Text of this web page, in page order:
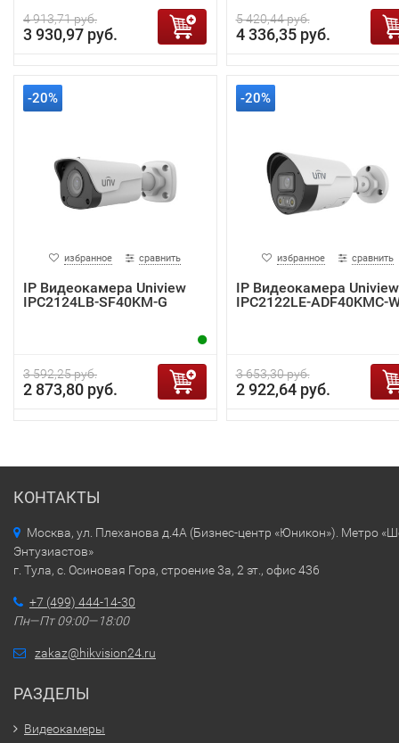
4 913,71 руб.
3 930,97 руб.
5 420,44 руб.
4 336,35 руб.
-20%
избранное сравнить
IP Видеокамера Uniview
IPC2124LB-SF40KM-G
3 592,25 руб.
2 873,80 руб.
-20%
избранное сравнить
IP Видеокамера Uniview
IPC2122LE-ADF40KMC-
3 653,30 руб.
2 922,64 руб.
КОНТАКТЫ
Москва, ул. Плеханова д.4А (Бизнес-центр «Юникон»). Метро
Энтузиастов»
г. Тула, с. Осиновая Гора, строение 3а, 2 эт., офис 436
+7 (499) 444-14-30
Пн—Пт 09:00—18:00
zakaz@hikvision24.ru
РАЗДЕЛЫ
Видеокамеры